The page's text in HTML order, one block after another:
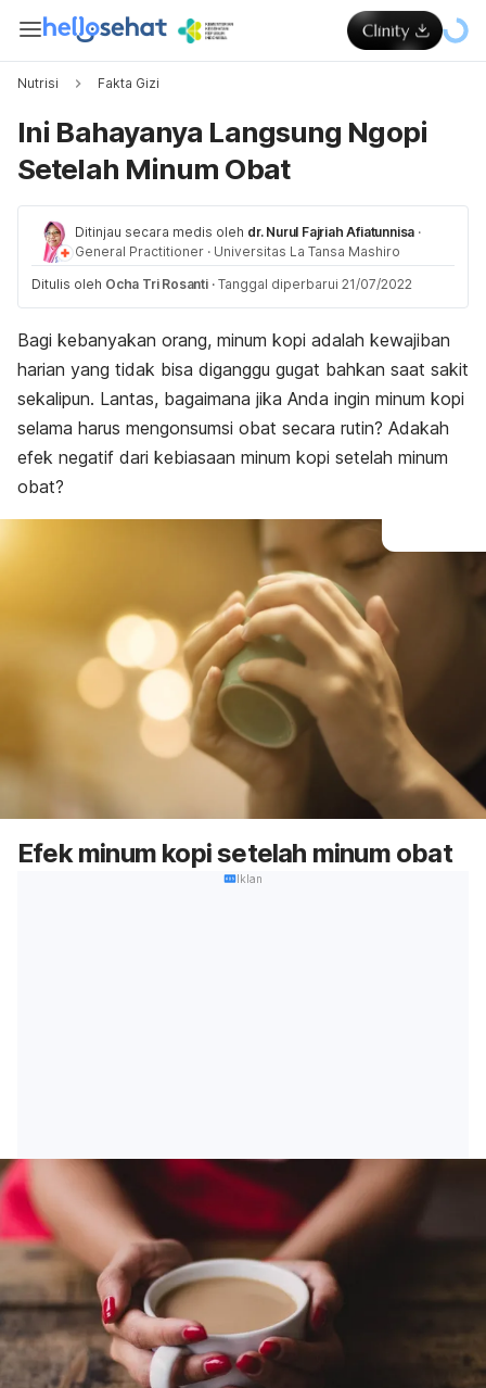
Nutrisi Fakta Gizi
Ini Bahayanya Langsung Ngopi
Setelah Minum Obat
Ditinjau secara medis oleh dr. Nurul Fajriah Afiatunnisa ·
General Practitioner · Universitas La Tansa Mashiro
Ditulis oleh Ocha Tri Rosanti · Tanggal diperbarui 21/07/2022
Bagi kebanyakan orang, minum kopi adalah kewajiban
harian yang tidak bisa diganggu gugat bahkan saat sakit
sekalipun. Lantas, bagaimana jika Anda ingin minum kopi
selama harus mengonsumsi obat secara rutin? Adakah
efek negatif dari kebiasaan minum kopi setelah minum
obat?
Efek minum kopi setelah minum obat
Iklan